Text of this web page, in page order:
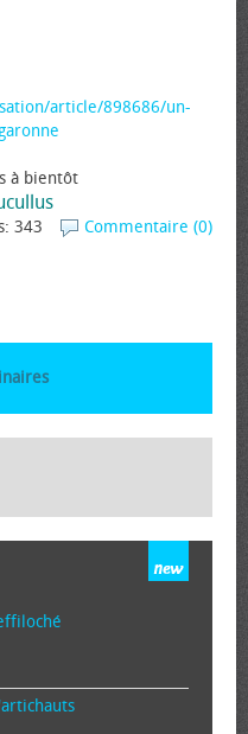
article/898686/un-
à bientôt
Commentaire (0)
343